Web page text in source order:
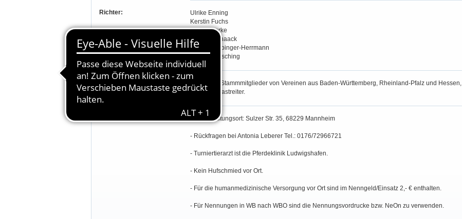
Richter:
Ulrike Enning
Kerstin Fuchs
Petra Goerke
Jerome Schaack
Ulrike Striebinger-Herrmann
Roland Wirsching
Teilnahmeberechtigung:
Prfg. 1-19: Stammmitglieder von Vereinen aus Baden-Württemberg, Rheinland-Pfalz und Hessen,
sowie 30 Gastreiter.
- Veranstaltungsort: Sulzer Str. 35, 68229 Mannheim
- Rückfragen bei Antonia Leberer Tel.: 0176/72966721
- Turniertierarzt ist die Pferdeklinik Ludwigshafen.
- Kein Hufschmied vor Ort.
- Für die humanmedizinische Versorgung vor Ort sind im Nenngeld/Einsatz 2,- € enthalten.
- Für Nennungen in WB nach WBO sind die Nennungsvordrucke bzw. NeOn zu verwenden.